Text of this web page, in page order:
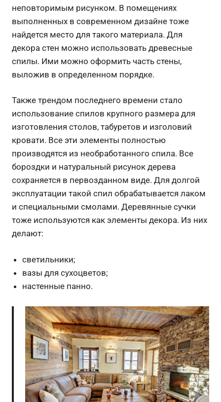
неповторимым рисунком. В помещениях
выполненных в современном дизайне тоже
найдется место для такого материала. Для
декора стен можно использовать древесные
спилы. Ими можно оформить часть стены,
выложив в определенном порядке.
Также трендом последнего времени стало
использование спилов крупного размера для
изготовления столов, табуретов и изголовий
кровати. Все эти элементы полностью
производятся из необработанного спила. Все
бороздки и натуральный рисунок дерева
сохраняется в первозданном виде. Для долгой
эксплуатации такой спил обрабатывается лаком
и специальными смолами. Деревянные сучки
тоже используются как элементы декора. Из них
делают:
светильники;
вазы для сухоцветов;
настенные панно.